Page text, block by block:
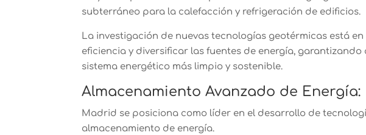
subterráneo para la calefacción y refrigeración de edificios.
La investigación de nuevas tecnologías geotérmicas está
eficiencia y diversificar las fuentes de energía,
sistema energético más limpio y sostenible.
Almacenamiento Avanzado de Energía:
Madrid se posiciona como líder en el desarrollo de
almacenamiento de energía.